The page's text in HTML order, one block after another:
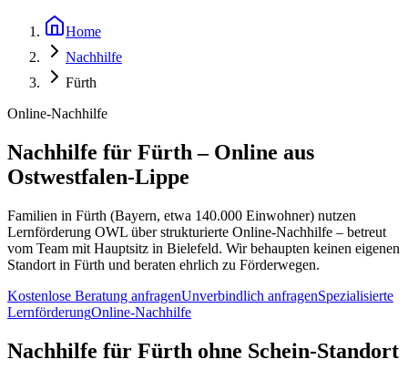
Home
Nachhilfe
Fürth
Online-Nachhilfe
Nachhilfe für Fürth – Online aus
Ostwestfalen-Lippe
Familien in Fürth (Bayern, etwa 140.000 Einwohner) nutzen
Lernförderung OWL über strukturierte Online-Nachhilfe – betreut
vom Team mit Hauptsitz in Bielefeld. Wir behaupten keinen eigenen
Standort in Fürth und beraten ehrlich zu Förderwegen.
Kostenlose Beratung anfragenUnverbindlich anfragenSpezialisierte
LernförderungOnline-Nachhilfe
Nachhilfe für Fürth ohne Schein-Standort